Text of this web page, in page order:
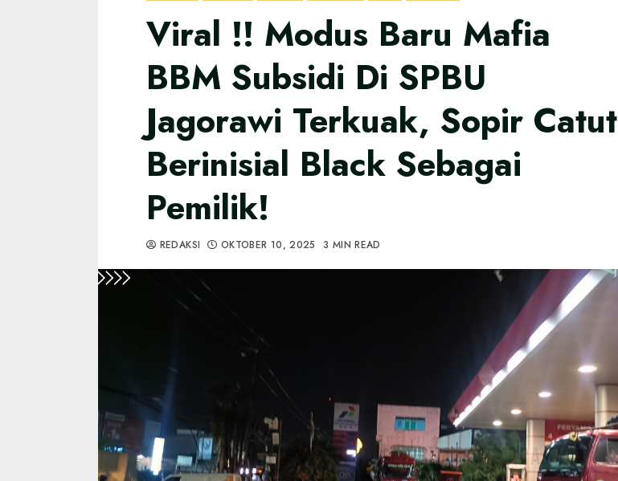
Viral !! Modus Baru Mafia
BBM Subsidi Di SPBU
Jagorawi Terkuak, Sopir Catut
Berinisial Black Sebagai
Pemilik!
REDAKSI OKTOBER 10, 2025 3 MIN READ